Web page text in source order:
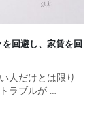
回避し、家賃を回
人だけとは限り
ラブルが …